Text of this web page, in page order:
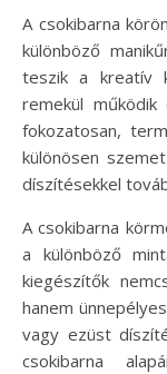
A csokibarna
különböző
teszik a kreatív
remekül működik
fokozatosan,
különösen
díszítésekkel
A csokibarna
a különböző
kiegészítők
hanem
vagy ezüst
csokibarna